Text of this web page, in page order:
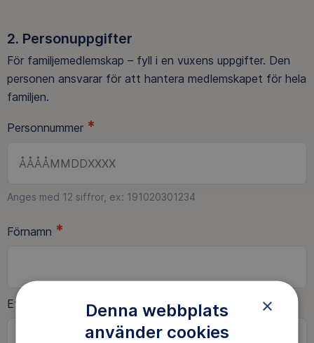
Personuppgifter
För familjemedlemskap – fyll i en vuxens uppgifter. Den
personen ansvarar för att hantera medlemskapet för hela
familjen.
Personnummer *
Anges med 12 siffror, ex: 191020301234
Förnamn *
Efternamn ×
Denna webbplats
använder cookies